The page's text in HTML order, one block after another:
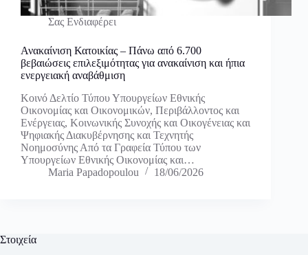
Σας Ενδιαφέρει
Ανακαίνιση Κατοικίας – Πάνω από 6.700
βεβαιώσεις επιλεξιμότητας για ανακαίνιση και ήπια
ενεργειακή αναβάθμιση
Κοινό Δελτίο Τύπου Υπουργείων Εθνικής
Οικονομίας και Οικονομικών, Περιβάλλοντος και
Ενέργειας, Κοινωνικής Συνοχής και Οικογένειας και
Ψηφιακής Διακυβέρνησης και Τεχνητής
Νοημοσύνης Από τα Γραφεία Τύπου των
Υπουργείων Εθνικής Οικονομίας και…
Maria Papadopoulou
18/06/2026
Στοιχεία